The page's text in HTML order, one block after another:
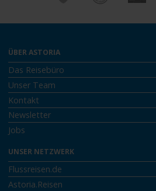
ÜBER ASTORIA
Das Reisebüro
Unser Team
Kontakt
Newsletter
Jobs
UNSER NETZWERK
Flussreisen.de
Astoria.Reisen